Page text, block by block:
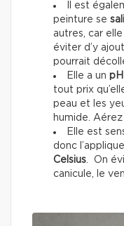
Il est
peinture se
autres, car
éviter d’y
pourrait
Elle a un
tout prix
peau et les
humide.
Elle est
donc
Celsius. On
canicule, le